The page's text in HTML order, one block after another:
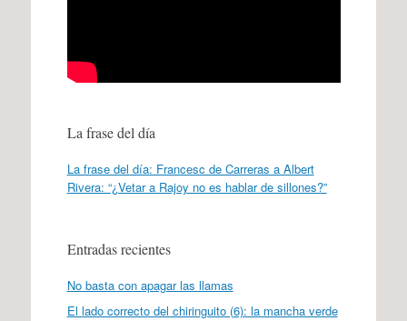
La frase del día
La frase del día: Francesc de Carreras a Albert
Rivera: “¿Vetar a Rajoy no es hablar de sillones?”
Entradas recientes
No basta con apagar las llamas
El lado correcto del chiringuito (6): la mancha verde